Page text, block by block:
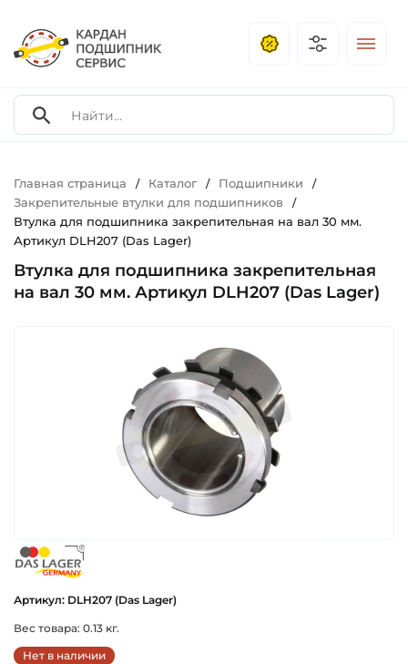
Главная страница / Каталог / Подшипники /
Закрепительные втулки для подшипников /
Втулка для подшипника закрепительная на вал 30 мм.
Артикул DLH207 (Das Lager)
Втулка для подшипника закрепительная
на вал 30 мм. Артикул DLH207 (Das Lager)
Артикул: DLH207 (Das Lager)
Вес товара: 0.13 кг.
Нет в наличии